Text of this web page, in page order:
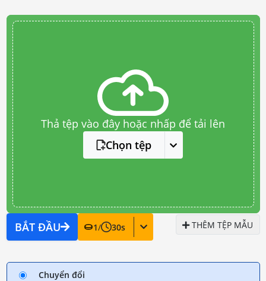
Thả tệp vào đây hoặc nhấp để tải lên
Chọn tệp
BẮT ĐẦU 1/ 30s THÊM TỆP MẪU
Chuyển đổi